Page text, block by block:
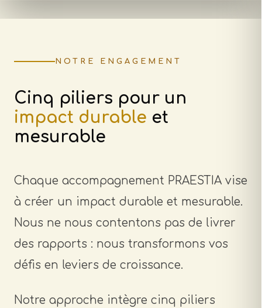
NOTRE ENGAGEMENT
Cinq piliers pour un
impact durable et
mesurable
Chaque accompagnement PRAESTIA vise
à créer un impact durable et mesurable.
Nous ne nous contentons pas de livrer
des rapports : nous transformons vos
défis en leviers de croissance.
Notre approche intègre cinq piliers